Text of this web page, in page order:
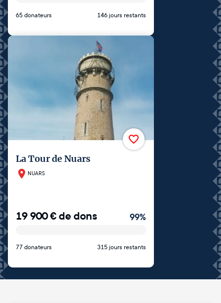
65 donateurs 146 jours restants
La Tour de Nuars
NUARS
19 900€de dons 99%
77 donateurs 315 jours restants